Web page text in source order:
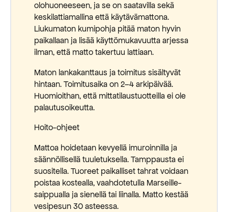
olohuoneeseen, ja se on saatavilla sekä
keskilattiamallina että käytävämattona.
Liukumaton kumipohja pitää maton hyvin
paikallaan ja lisää käyttömukavuutta arjessa
ilman, että matto takertuu lattiaan.
Maton lankakanttaus ja toimitus sisältyvät
hintaan. Toimitusaika on 2–4 arkipäivää.
Huomioithan, että mittatilaustuotteilla ei ole
palautusoikeutta.
Hoito-ohjeet
Mattoa hoidetaan kevyellä imuroinnilla ja
säännöllisellä tuuletuksella. Tamppausta ei
suositella. Tuoreet paikalliset tahrat voidaan
poistaa kostealla, vaahdotetulla Marseille-
saippualla ja sienellä tai liinalla. Matto kestää
vesipesun 30 asteessa.